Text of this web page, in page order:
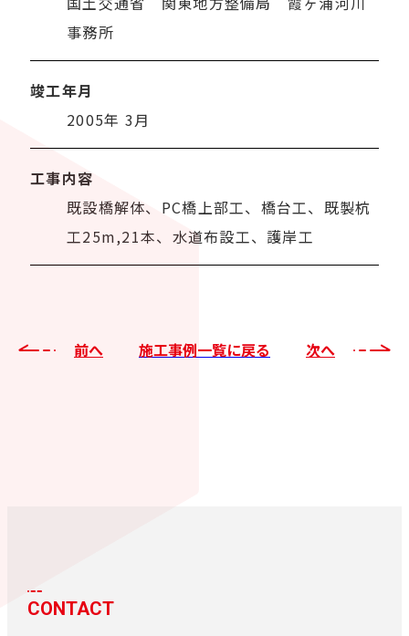
事務所
竣工年月
2005年 3月
工事内容
既設橋解体、PC橋上部工、橋台工、既製杭
工25m,21本、水道布設工、護岸工
前へ 施工事例一覧に戻る 次へ
CONTACT